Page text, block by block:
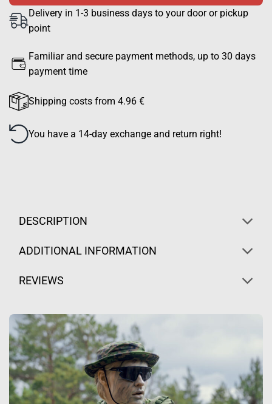
Delivery in 1-3 business days to your door or pickup
point
Familiar and secure payment methods, up to 30 days
payment time
Shipping costs from 4.96 €
You have a 14-day exchange and return right!
DESCRIPTION
ADDITIONAL INFORMATION
REVIEWS